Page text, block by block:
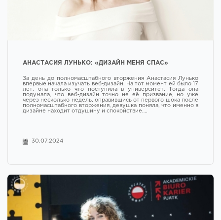
АНАСТАСИЯ ЛУНЬКО: «ДИЗАЙН МЕНЯ СПАС»
За день до полномасштабного вторжения Анастасия Лунько
впервые начала изучать веб-дизайн. На тот момент ей было 17
лет, она только что поступила в университет. Тогда она
подумала, что веб-дизайн точно не её призвание, но уже
через несколько недель, оправившись от первого шока после
полномасштабного вторжения, девушка поняла, что именно в
дизайне находит отдушину и спокойствие….
30.07.2024